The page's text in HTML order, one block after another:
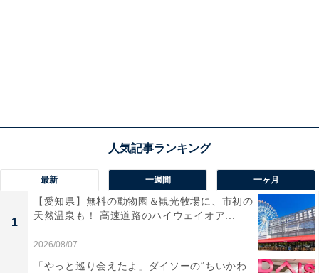
最新 一週間 一ヶ月
1
【愛知県】無料の動物園＆観光牧場に、市初の
天然温泉も！ 高速道路のハイウェイオア...
2026/08/07
「やっと巡り会えたよ」ダイソーの“ちいかわ